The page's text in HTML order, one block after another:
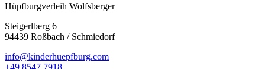
Hüpfburgverleih Wolfsberger
Steigerlberg 6
94439 Roßbach / Schmiedorf
info@kinderhuepfburg.com
+49 8547 7918